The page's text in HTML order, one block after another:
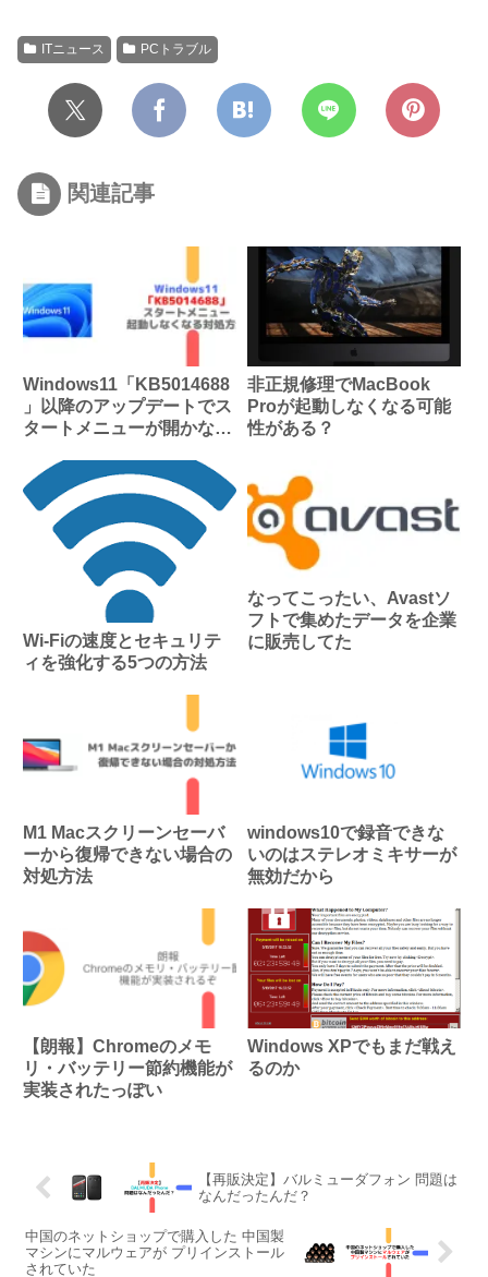
ITニュース PCトラブル
関連記事
Windows11「KB5014688
」以降のアップデートでス
タートメニューが開かなく
非正規修理でMacBook
Proが起動しなくなる可能
性がある？
Wi-Fiの速度とセキュリテ
ィを強化する5つの方法
なってこったい、Avastソ
フトで集めたデータを企業
に販売してた
M1 Macスクリーンセーバ
ーから復帰できない場合の
対処方法
windows10で録音できな
いのはステレオミキサーが
無効だから
【朗報】Chromeのメモ
リ・バッテリー節約機能が
実装されたっぽい
Windows XPでもまだ戦え
るのか
【再販決定】バルミューダフォン 問題は
なんだったんだ？
中国のネットショップで購入した 中国製
マシンにマルウェアが プリインストール
されていた